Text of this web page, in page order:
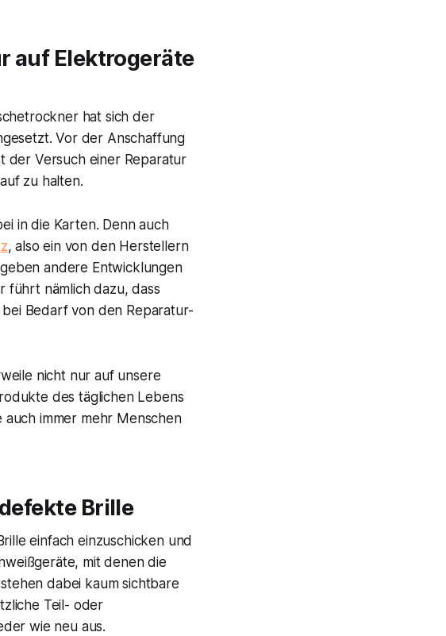
auf Elektrogeräte
hat sich der
Vor der Anschaffung
der Versuch einer Reparatur
zu halten.
in die Karten. Denn auch
, also ein von den Herstellern
andere Entwicklungen
führt nämlich dazu, dass
Bedarf von den Reparatur-
nicht nur auf unsere
des täglichen Lebens
auch immer mehr Menschen
Brille
einfach einzuschicken und
mit denen die
dabei kaum sichtbare
Teil- oder
wie neu aus.